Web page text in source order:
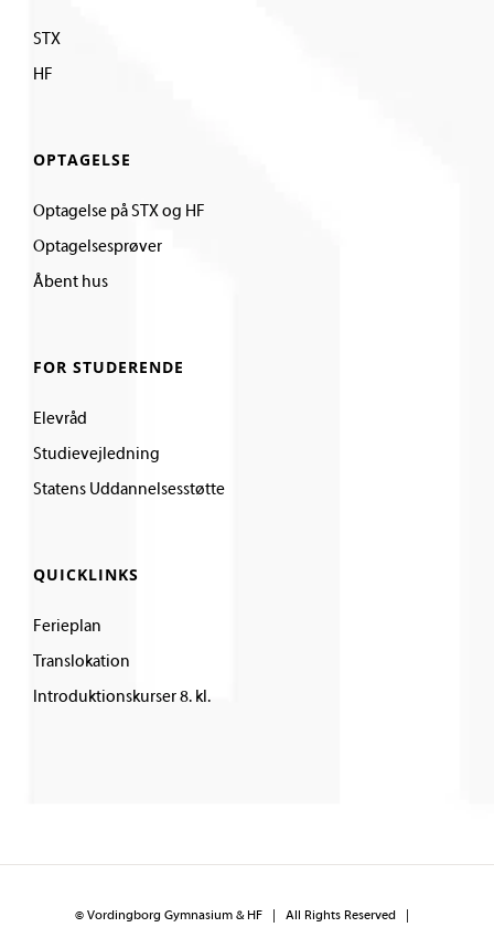
STX
HF
OPTAGELSE
Optagelse på STX og HF
Optagelsesprøver
Åbent hus
FOR STUDERENDE
Elevråd
Studievejledning
Statens Uddannelsesstøtte
QUICKLINKS
Ferieplan
Translokation
Introduktionskurser 8. kl.
© Vordingborg Gymnasium & HF | All Rights Reserved |